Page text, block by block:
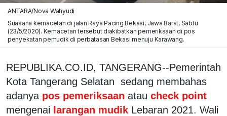
ANTARA/Nova Wahyudi
Suasana kemacetan di jalan Raya Pacing Bekasi, Jawa Barat, Sabtu
(23/5/2020). Kemacetan tersebut diakibatkan pemeriksaan di pos
penyekatan pemudik di perbatasan Bekasi menuju Karawang.
REPUBLIKA.CO.ID, TANGERANG--Pemerintah
Kota Tangerang Selatan sedang membahas
adanya pos pemeriksaan atau check point
mengenai larangan mudik Lebaran 2021. Wali